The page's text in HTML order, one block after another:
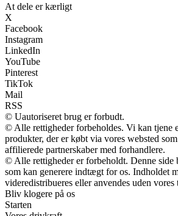
At dele er kærligt
X
Facebook
Instagram
LinkedIn
YouTube
Pinterest
TikTok
Mail
RSS
© Uautoriseret brug er forbudt.
© Alle rettigheder forbeholdes. Vi kan tjene
produkter, der er købt via vores websted
affilierede partnerskaber med forhandlere.
© Alle rettigheder er forbeholdt. Denne side
som kan generere indtægt for os. Indholdet
videredistribueres eller anvendes uden vores
Bliv klogere på os
Starten